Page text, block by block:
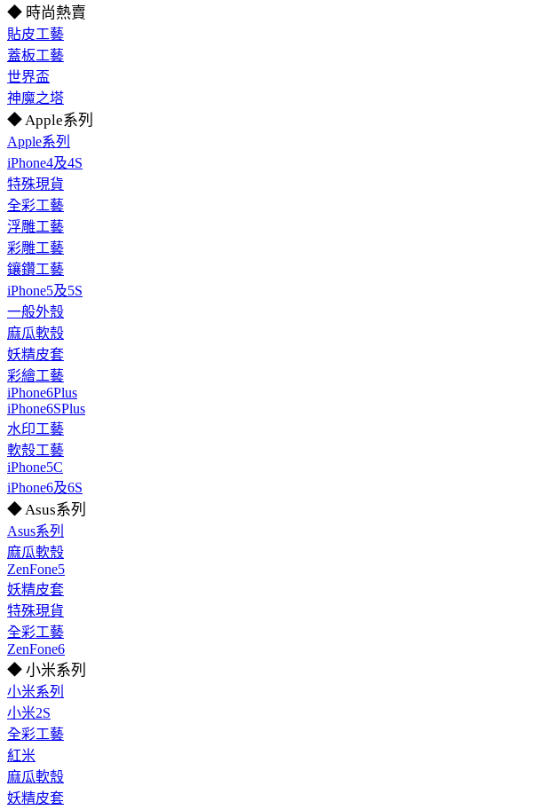
◆ 時尚熱賣
貼皮工藝
蓋板工藝
世界盃
神魔之塔
◆ Apple系列
Apple系列
iPhone4及4S
特殊現貨
全彩工藝
浮雕工藝
彩雕工藝
鑲鑽工藝
iPhone5及5S
一般外殼
麻瓜軟殼
妖精皮套
彩繪工藝
iPhone6Plus
iPhone6SPlus
水印工藝
軟殼工藝
iPhone5C
iPhone6及6S
◆ Asus系列
Asus系列
麻瓜軟殼
ZenFone5
妖精皮套
特殊現貨
全彩工藝
ZenFone6
◆ 小米系列
小米系列
小米2S
全彩工藝
紅米
麻瓜軟殼
妖精皮套